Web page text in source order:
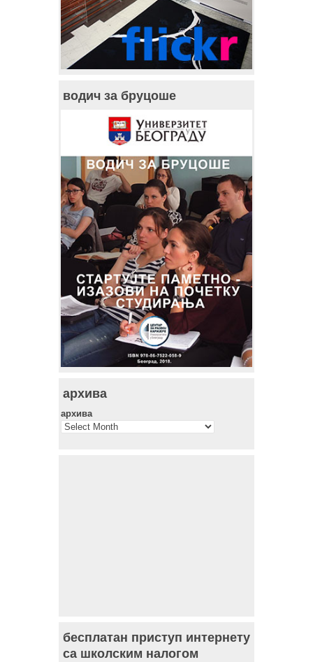
водич за бруцоше
архива
архива
бесплатан приступ интернету
са школским налогом